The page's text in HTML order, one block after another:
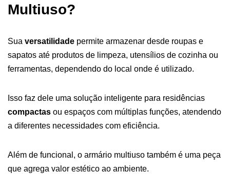
Multiuso?
Sua versatilidade permite armazenar desde roupas e
sapatos até produtos de limpeza, utensílios de cozinha ou
ferramentas, dependendo do local onde é utilizado.
Isso faz dele uma solução inteligente para residências
compactas ou espaços com múltiplas funções, atendendo
a diferentes necessidades com eficiência.
Além de funcional, o armário multiuso também é uma peça
que agrega valor estético ao ambiente.